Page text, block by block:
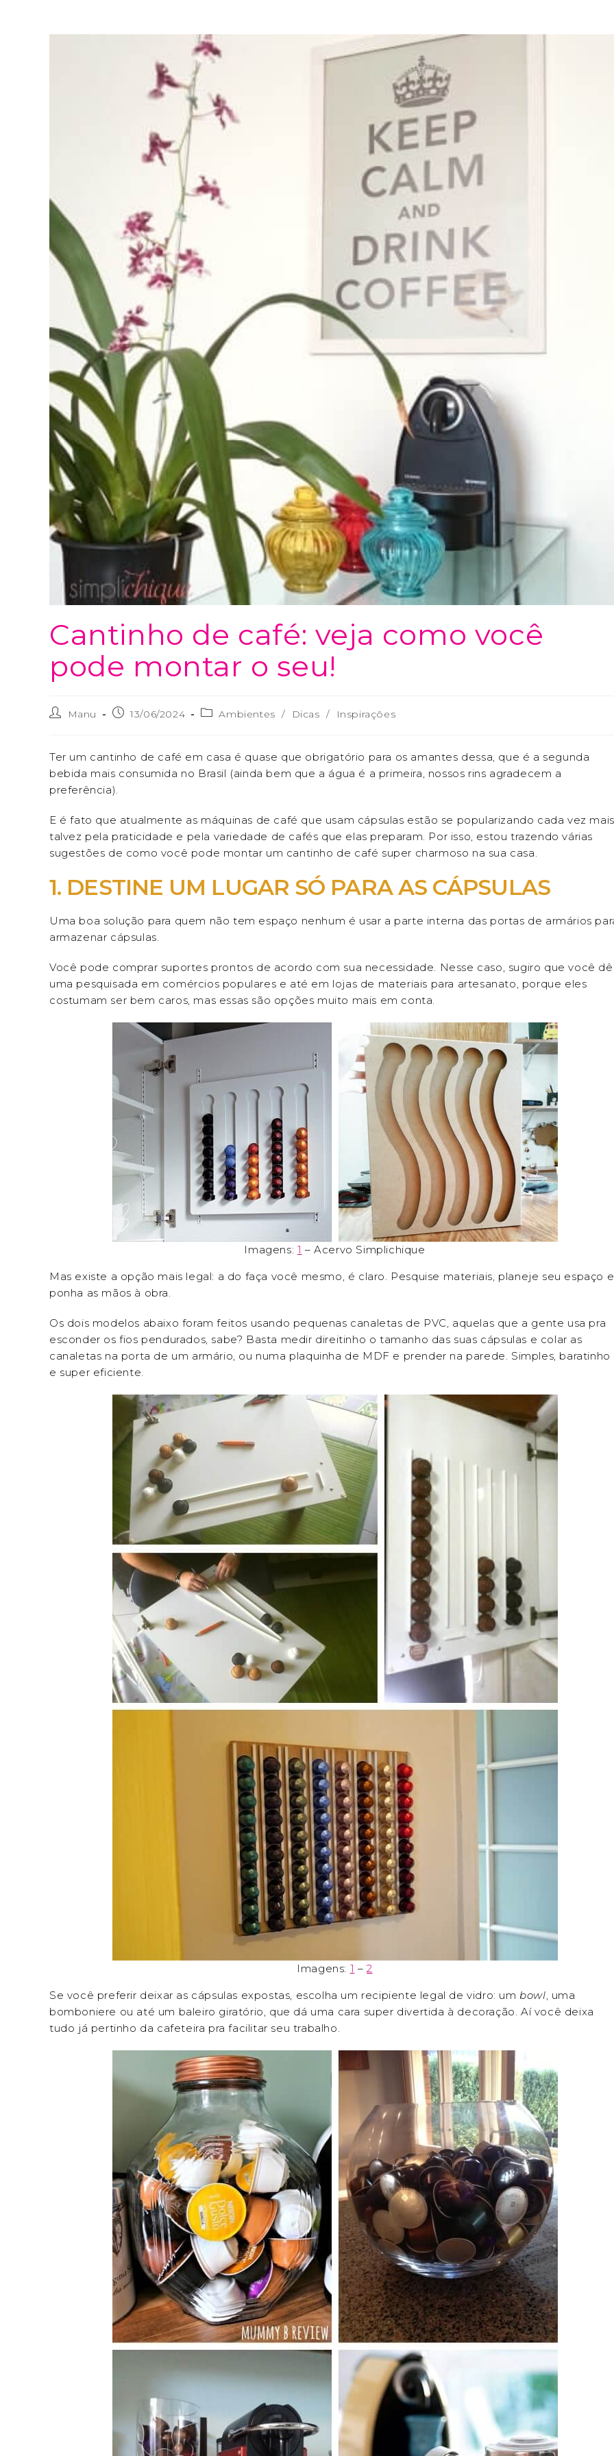
Cantinho de café: veja como você
pode montar o seu!
Manu 13/06/2024 Ambientes / Dicas / Inspirações
Ter um cantinho de café em casa é quase que obrigatório para os amantes dessa, que é a segunda
bebida mais consumida no Brasil (ainda bem que a água é a primeira, nossos rins agradecem a
preferência).
E é fato que atualmente as máquinas de café que usam cápsulas estão se popularizando cada vez
talvez pela praticidade e pela variedade de cafés que elas preparam. Por isso, estou trazendo várias
sugestões de como você pode montar um cantinho de café super charmoso na sua casa.
1. DESTINE UM LUGAR SÓ PARA AS CÁPSULAS
Uma boa solução para quem não tem espaço nenhum é usar a parte interna das portas de armários
armazenar cápsulas.
Você pode comprar suportes prontos de acordo com sua necessidade. Nesse caso, sugiro que você dê
uma pesquisada em comércios populares e até em lojas de materiais para artesanato, porque eles
costumam ser bem caros, mas essas são opções muito mais em conta.
Imagens: 1 – Acervo Simplichique
Mas existe a opção mais legal: a do faça você mesmo, é claro. Pesquise materiais, planeje seu espaço e
ponha as mãos à obra.
Os dois modelos abaixo foram feitos usando pequenas canaletas de PVC, aquelas que a gente usa pra
esconder os fios pendurados, sabe? Basta medir direitinho o tamanho das suas cápsulas e colar as
canaletas na porta de um armário, ou numa plaquinha de MDF e prender na parede. Simples, baratinho
e super eficiente.
Imagens: 1 –2
Se você preferir deixar as cápsulas expostas, escolha um recipiente legal de vidro: umbowl, uma
bomboniere ou até um baleiro giratório, que dá uma cara super divertida à decoração. Aí você deixa
tudo já pertinho da cafeteira pra facilitar seu trabalho.